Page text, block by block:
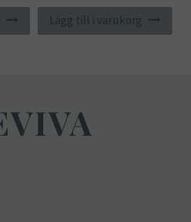
Lägg till i varukorg